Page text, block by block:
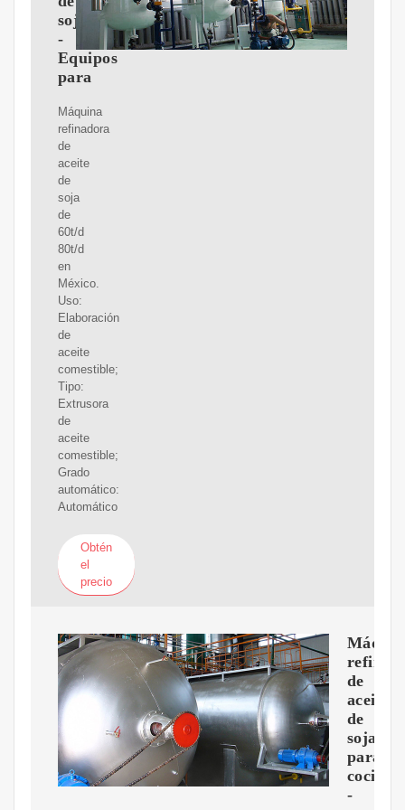
soja
-
Equipos
para
Máquina
refinadora
de
aceite
de
soja
de
60t/d
80t/d
en
México.
Uso:
Elaboración
de
aceite
comestible;
Tipo:
Extrusora
de
aceite
comestible;
Grado
automático:
Automático
Obtén
el
precio
de
aceite
de
soja
para
cocinar
-